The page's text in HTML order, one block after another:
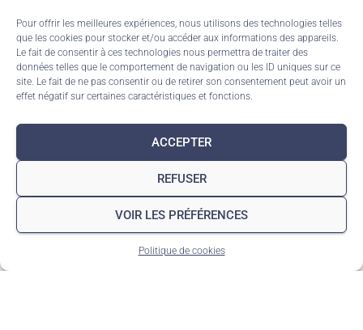
Pour offrir les meilleures expériences, nous utilisons des technologies telles
que les cookies pour stocker et/ou accéder aux informations des appareils.
Le fait de consentir à ces technologies nous permettra de traiter des
données telles que le comportement de navigation ou les ID uniques sur ce
site. Le fait de ne pas consentir ou de retirer son consentement peut avoir un
effet négatif sur certaines caractéristiques et fonctions.
ACCEPTER
REFUSER
VOIR LES PRÉFÉRENCES
Politique de cookies